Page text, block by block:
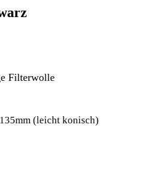
Filterwolle
135mm (leicht konisch)